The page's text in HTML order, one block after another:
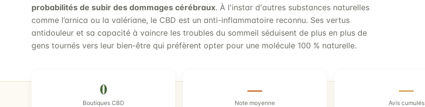
probabilités de subir des dommages cérébraux. À l'instar d'autres substances naturelles
comme l’arnica ou la valériane, le CBD est un anti-inflammatoire reconnu. Ses vertus
antidouleur et sa capacité à vaincre les troubles du sommeil séduisent de plus en plus de
gens tournés vers leur bien-être qui préfèrent opter pour une molécule 100 % naturelle.
0
Boutiques CBD
—
Note moyenne
—
Avis cumulés